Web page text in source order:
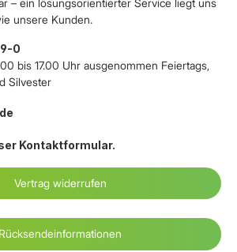
unsere Kunden.
0
bis 17.00 Uhr ausgenommen Feiertags,
Silvester
Kontaktformular.
Vertrag widerrufen
Rücksendeinformationen